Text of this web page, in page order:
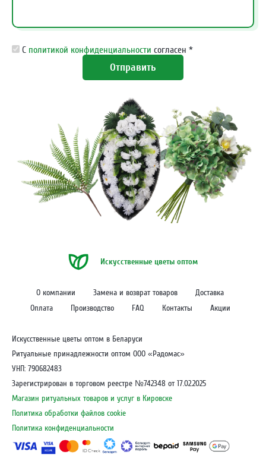
С политикой конфиденциальности согласен *
Отправить
Искусственные цветы оптом
О компании Замена и возврат товаров
Доставка
Оплата
Производство FAQ Контакты Акции
Искусственные цветы оптом в Беларуси
Ритуальные принадлежности оптом ООО «Радомас»
УНП: 790682483
Зарегистрирован в торговом реестре №742348 от 17.02.2025
Магазин ритуальных товаров и услуг в Кировске
Политика обработки файлов cookie
Политика конфиденциальности